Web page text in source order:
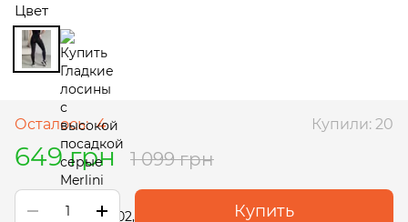
Цвет
Осталось: 4 Купили: 20
649 грн 1 099 грн
Купить